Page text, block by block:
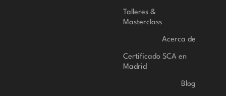
Talleres &
Masterclass
Acerca de
Certificado SCA en
Madrid
Blog